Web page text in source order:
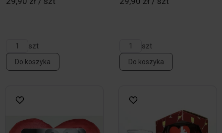
szt
Do koszyka
szt
Do koszyka